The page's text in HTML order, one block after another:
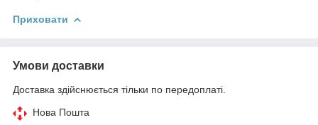
Приховати
Умови доставки
Доставка здійснюється тільки по передоплаті.
Нова Пошта